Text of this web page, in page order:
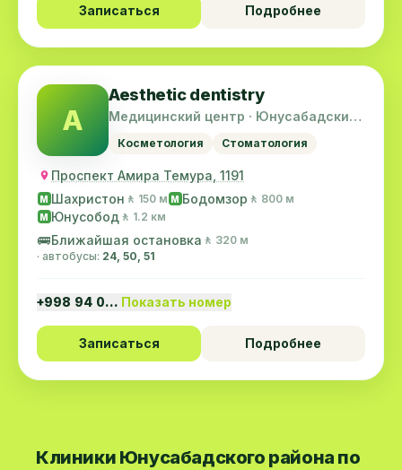
Записаться Подробнее
A
Aesthetic dentistry
Медицинский центр · Юнусабадский
Косметология Стоматология
Проспект Амира Темура, 1191
M Шахристон 🚶 150 м M Бодомзор 🚶 800 м
M Юнусобод 🚶 1.2 км
🚌Ближайшая остановка 🚶 320 м
· автобусы: 24, 50, 51
+998 94 0… Показать номер
Записаться Подробнее
Клиники Юнусабадского района по